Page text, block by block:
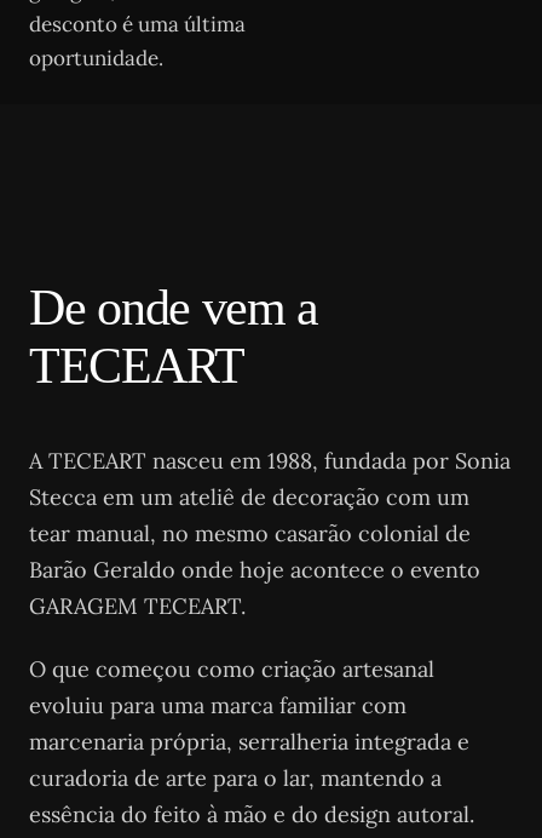
desconto é uma última
oportunidade.
De onde vem a
TECEART
A TECEART nasceu em 1988, fundada por Sonia
Stecca em um ateliê de decoração com um
tear manual, no mesmo casarão colonial de
Barão Geraldo onde hoje acontece o evento
GARAGEM TECEART.
O que começou como criação artesanal
evoluiu para uma marca familiar com
marcenaria própria, serralheria integrada e
curadoria de arte para o lar, mantendo a
essência do feito à mão e do design autoral.